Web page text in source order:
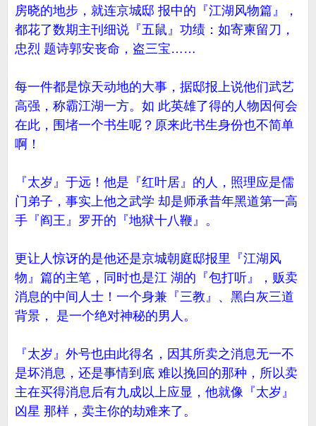
房晓的地步，就连京城邸 报中的『江湖风物篇』，
都花了数期主刊细说『五鼠』功绩：如寄柬留刀，
忠烈 题诗郭安丧命，盗三宝……
每一件都是惊天动地的大事，据邸报上说他们武艺
高强，称霸江湖一方。如 此英雄了得的人物因何会
在此，围堵一个书生呢？原来此书生身份也不简单
啊！
『太岁』于远！他是『红叶居』的人，照理应是儒
门弟子，事实上他之武学 却是师承昔年黑道第一高
手『阎王』罗开的『地狱十八鞭』。
更让人惊讶的是他还是京城朝庭邸报里『江湖风
物』篇的主笔，同时也是江 湖的『包打听』，贩卖
消息的中间人士！一个身兼『三教』、黑白灰三道
背景， 是一个绝对神秘的男人。
『太岁』外号也由此得名，因其所卖之消息无一不
是坏消息，还是事情到底 难以挽回的那种，所以卖
主在买得消息后有九成以上应显，他就像『太岁』
凶星 那样，卖主你的劫难来了。